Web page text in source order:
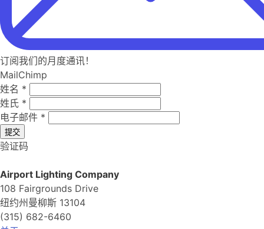
订阅我们的月度通讯！
MailChimp
姓名 *
姓氏 *
电子邮件 *
提交
验证码
Airport Lighting Company
108 Fairgrounds Drive
纽约州曼柳斯 13104
(315) 682-6460